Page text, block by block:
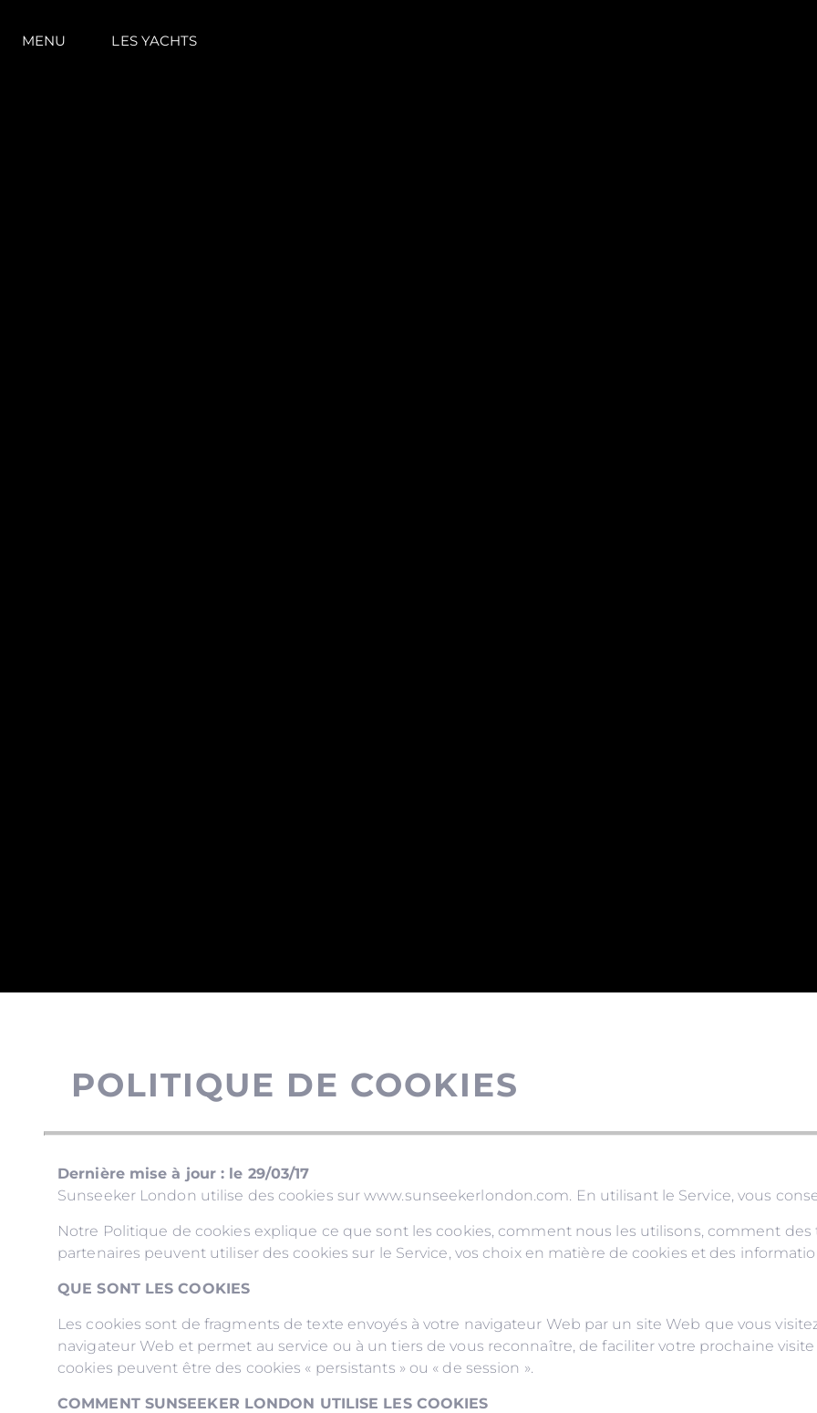
MENU LES YACHTS
POLITIQUE DE COOKIES
Dernière mise à jour : le 29/03/17
Sunseeker London utilise des cookies sur www.sunseekerlondon.com. En utilisant le Service, vous
Notre Politique de cookies explique ce que sont les cookies, comment nous les utilisons, comment
partenaires peuvent utiliser des cookies sur le Service, vos choix en matière de cookies et des
QUE SONT LES COOKIES
Les cookies sont de fragments de texte envoyés à votre navigateur Web par un site Web que vous
navigateur Web et permet au service ou à un tiers de vous reconnaître, de faciliter votre prochaine
cookies peuvent être des cookies « persistants » ou « de session ».
COMMENT SUNSEEKER LONDON UTILISE LES COOKIES